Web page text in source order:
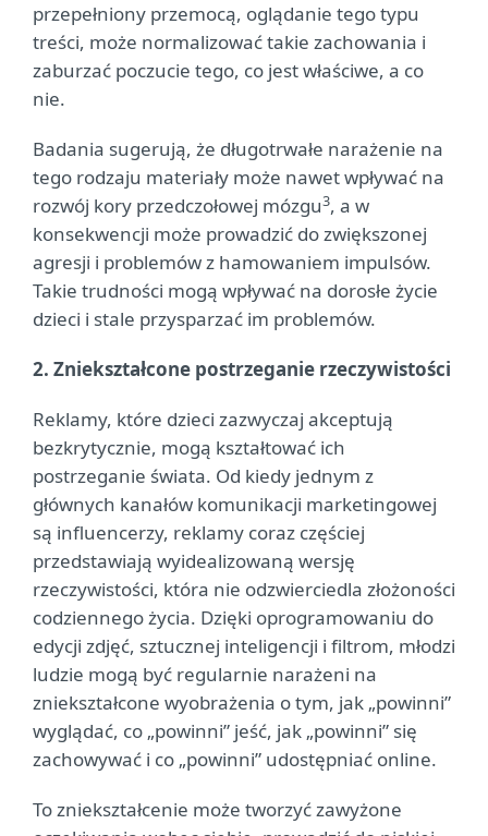
przepełniony przemocą, oglądanie tego typu
treści, może normalizować takie zachowania i
zaburzać poczucie tego, co jest właściwe, a co
nie.
Badania sugerują, że długotrwałe narażenie na
tego rodzaju materiały może nawet wpływać na
rozwój kory przedczołowej mózgu3, a w
konsekwencji może prowadzić do zwiększonej
agresji i problemów z hamowaniem impulsów.
Takie trudności mogą wpływać na dorosłe życie
dzieci i stale przysparzać im problemów.
2. Zniekształcone postrzeganie rzeczywistości
Reklamy, które dzieci zazwyczaj akceptują
bezkrytycznie, mogą kształtować ich
postrzeganie świata. Od kiedy jednym z
głównych kanałów komunikacji marketingowej
są influencerzy, reklamy coraz częściej
przedstawiają wyidealizowaną wersję
rzeczywistości, która nie odzwierciedla złożoności
codziennego życia. Dzięki oprogramowaniu do
edycji zdjęć, sztucznej inteligencji i filtrom, młodzi
ludzie mogą być regularnie narażeni na
zniekształcone wyobrażenia o tym, jak „powinni”
wyglądać, co „powinni” jeść, jak „powinni” się
zachowywać i co „powinni” udostępniać online.
To zniekształcenie może tworzyć zawyżone